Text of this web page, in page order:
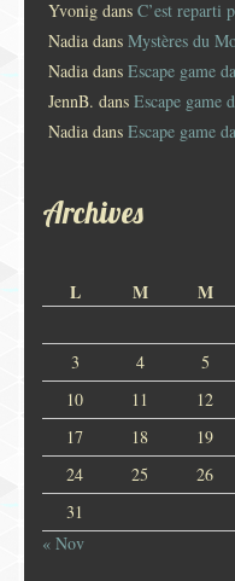
Yvonig dans C’est reparti
Nadia dans Mystères du
Nadia dans Escape game
JennB. dans Escape game
Nadia dans Escape game
Archives
L M M
3
4 5
10
11 12
17
18 19
24
25 26
31
« Nov